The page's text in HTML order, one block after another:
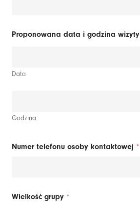
Proponowana data i godzina wizyty
Data
Godzina
Numer telefonu osoby kontaktowej *
Wielkość grupy *